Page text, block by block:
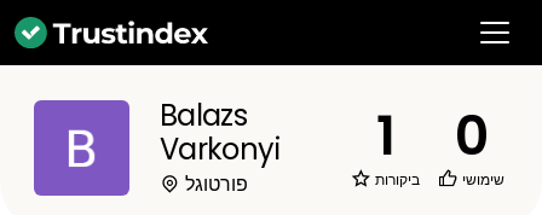
Balazs
Varkonyi
פורטוגל
1
ביקורות
0
שימושי